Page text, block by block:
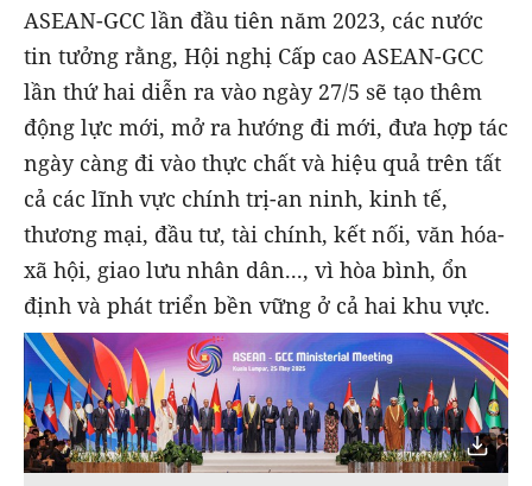
ASEAN-GCC lần đầu tiên năm 2023, các nước
tin tưởng rằng, Hội nghị Cấp cao ASEAN-GCC
lần thứ hai diễn ra vào ngày 27/5 sẽ tạo thêm
động lực mới, mở ra hướng đi mới, đưa hợp tác
ngày càng đi vào thực chất và hiệu quả trên tất
cả các lĩnh vực chính trị-an ninh, kinh tế,
thương mại, đầu tư, tài chính, kết nối, văn hóa-
xã hội, giao lưu nhân dân..., vì hòa bình, ổn
định và phát triển bền vững ở cả hai khu vực.